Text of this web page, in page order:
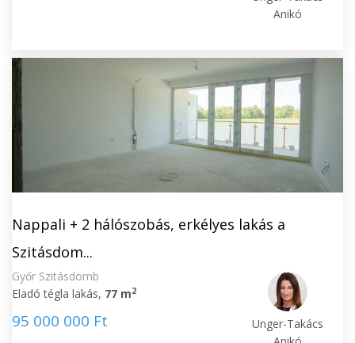
Anikó
Nappali + 2 hálószobás, erkélyes lakás a
Szitásdom...
Győr Szitásdomb
Eladó tégla lakás, 77 m2
95 000 000 Ft
Unger-Takács